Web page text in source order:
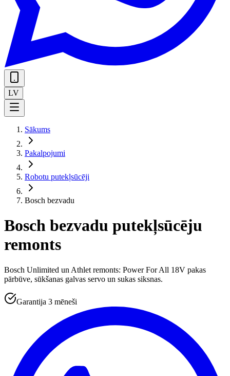
LV
Sākums
Pakalpojumi
Robotu putekļsūcēji
Bosch bezvadu
Bosch bezvadu putekļsūcēju
remonts
Bosch Unlimited un Athlet remonts: Power For All 18V pakas
pārbūve, sūkšanas galvas servo un sukas siksnas.
Garantija 3 mēneši